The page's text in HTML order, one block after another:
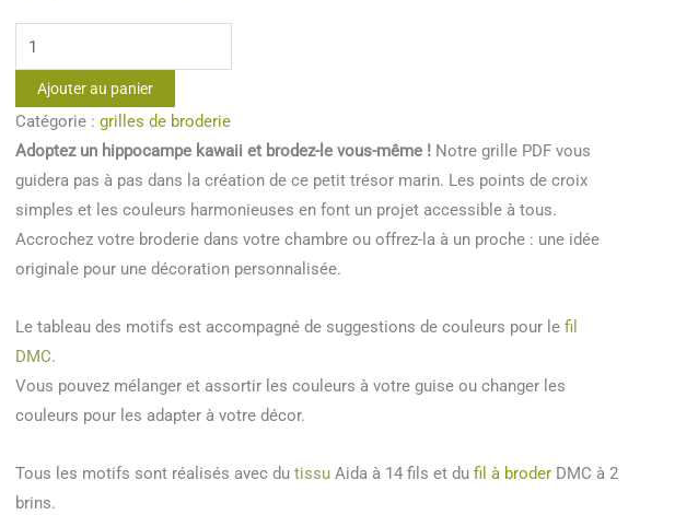
quantité
de
Point
de
croix
Hippocampe
kawaii
Ajouter au panier
Catégorie : grilles de broderie
Adoptez un hippocampe kawaii et brodez-le vous-même ! Notre grille PDF vous
guidera pas à pas dans la création de ce petit trésor marin. Les points de croix
simples et les couleurs harmonieuses en font un projet accessible à tous.
Accrochez votre broderie dans votre chambre ou offrez-la à un proche : une idée
originale pour une décoration personnalisée.
Le tableau des motifs est accompagné de suggestions de couleurs pour le fil
DMC.
Vous pouvez mélanger et assortir les couleurs à votre guise ou changer les
couleurs pour les adapter à votre décor.
Tous les motifs sont réalisés avec du tissu Aida à 14 fils et du fil à broder DMC à 2
brins.